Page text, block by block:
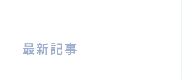
最新記事